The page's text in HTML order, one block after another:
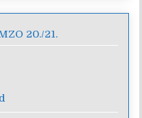
20./21.